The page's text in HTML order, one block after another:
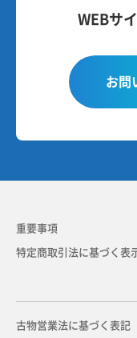
WEBサ
お問
重要事項
特定商取引法に基づく表
古物営業法に基づく表記